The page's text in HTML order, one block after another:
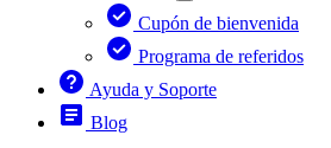
Cupón de bienvenida
Programa de referidos
Ayuda y Soporte
Blog